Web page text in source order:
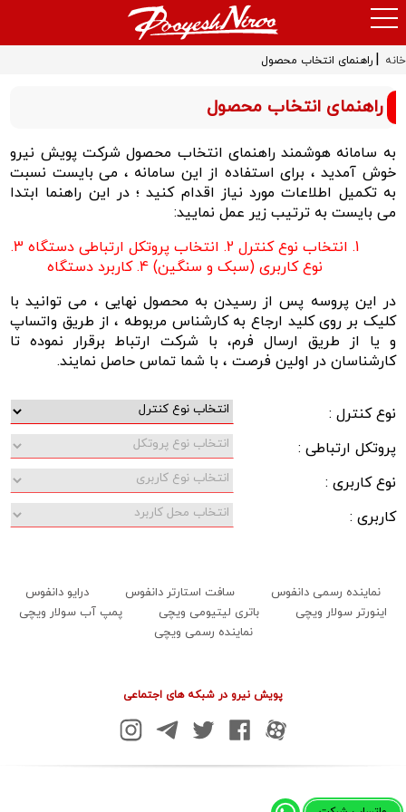
خانه راهنمای انتخاب محصول
راهنمای انتخاب محصول
به سامانه هوشمند راهنمای انتخاب محصول شرکت پویش نیرو
خوش آمدید ، برای استفاده از این سامانه ، می بایست نسبت
به تکمیل اطلاعات مورد نیاز اقدام کنید ؛ در این راهنما ابتدا
می بایست به ترتیب زیر عمل نمایید:
1. انتخاب نوع کنترل 2.
انتخاب پروتکل ارتباطی دستگاه 3.
نوع کاربری (سبک و سنگین) 4.
کاربرد دستگاه
در این پروسه پس از رسیدن به محصول نهایی ، می توانید با
کلیک بر روی کلید ارجاع به کارشناس مربوطه ، از طریق واتساپ
و یا از طریق ارسال فرم، با شرکت ارتباط برقرار نموده تا
کارشناسان در اولین فرصت ، با شما تماس حاصل نمایند.
نوع کنترل :
پروتکل ارتباطی :
نوع کاربری :
کاربری :
نماینده رسمی دانفوس سافت استارتر دانفوس
درایو دانفوس
اینورتر سولار ویچی
باتری لیتیومی ویچی
پمپ آب سولار ویچی
نماینده رسمی ویچی
پویش نیرو در شبکه های اجتماعی